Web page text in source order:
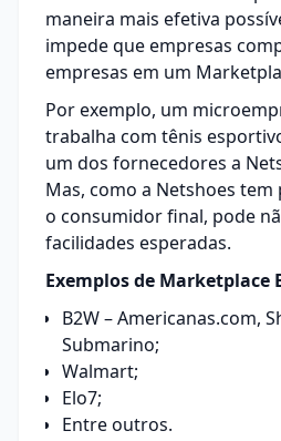
maneira mais efetiva
impede que empresas
empresas em um
Por exemplo, um
trabalha com tênis
um dos fornecedores a
Mas, como a Netshoes
o consumidor final, pode
facilidades esperadas.
Exemplos de Marketplace
B2W – Americanas.com,
Submarino;
Walmart;
Elo7;
Entre outros.